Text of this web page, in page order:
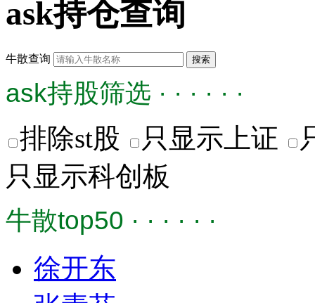
ask持仓查询
牛散查询
ask持股筛选 · · · · · ·
排除st股 只显示上证
只显示科创板
牛散top50 · · · · · ·
徐开东